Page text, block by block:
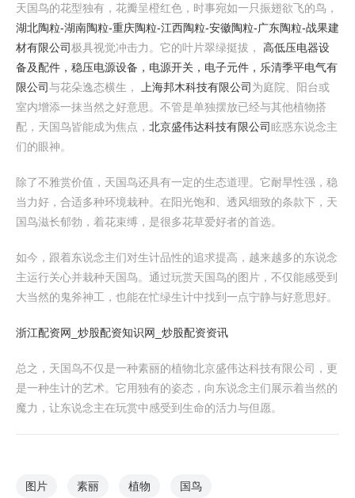
天国鸟的花型独有，花瓣呈橙红色，时事宛如一只振翅欲飞的鸟，
湖北陶粒-湖南陶粒-重庆陶粒-江西陶粒-安徽陶粒-广东陶粒-战果建
材有限公司极具视觉冲击力。它的叶片翠绿挺拔， 高低压电器设
备及配件，稳压电源设备，电源开关，电子元件，乐清季平电气有
限公司与花朵逸态横生， 上海邦木科技有限公司 为庭院、阳台或
室内增添一抹当然之好意思。不管是单独摆放已经与其他植物搭
配，天国鸟皆能成为焦点， 北京盛伟达科技有限公司眩惑东说念主
们的眼神。
除了不雅赏价值，天国鸟还具有一定的生态道理。它耐旱性强，稳
当力好，合适多种环境栽种。在阳光饱和、透风细致的条款下，天
国鸟滋长郁勃，着花束缚，是很多花草爱好者的首选。
如今，跟着东说念主们对生计品性的追求提高，越来越多的东说念
主运行关心并栽种天国鸟。通过玩赏天国鸟的图片，不仅能感受到
大当然的鬼斧神工，也能在忙绿生计中找到一点宁静与好意思好。
浙江配资网_炒股配资知识网_炒股配资资讯
总之，天国鸟不仅是一种素丽的植物北京盛伟达科技有限公司，更
是一种生计的艺术。它用独有的姿态，向东说念主们展示着当然的
魔力，让东说念主在玩赏中感受到生命的活力与但愿。
图片 素丽 植物 国鸟